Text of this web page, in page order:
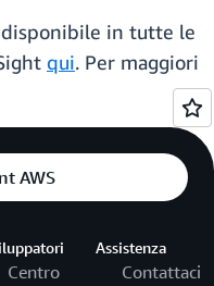
in tutte le
qui. Per maggiori
AWS
Centro
Assistenza
Contattaci